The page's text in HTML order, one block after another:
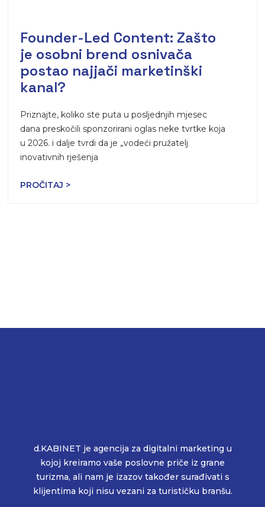
Founder-Led Content: Zašto
je osobni brend osnivača
postao najjači marketinški
kanal?
Priznajte, koliko ste puta u posljednjih mjesec
dana preskočili sponzorirani oglas neke tvrtke koja
u 2026. i dalje tvrdi da je „vodeći pružatelj
inovativnih rješenja
PROČITAJ >
d.KABINET je agencija za digitalni marketing u
kojoj kreiramo vaše poslovne priče iz grane
turizma, ali nam je izazov također surađivati s
klijentima koji nisu vezani za turističku branšu.